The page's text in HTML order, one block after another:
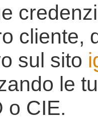
cliente,
sul sito
le
o CIE.